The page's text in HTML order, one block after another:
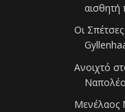
αισθητή
Οι
Ανοιχτό
Μενέλαος